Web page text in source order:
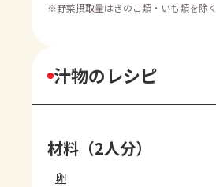
※野菜摂取量はきのこ類・いも類を除く
汁物のレシピ
材料（2人分）
卵